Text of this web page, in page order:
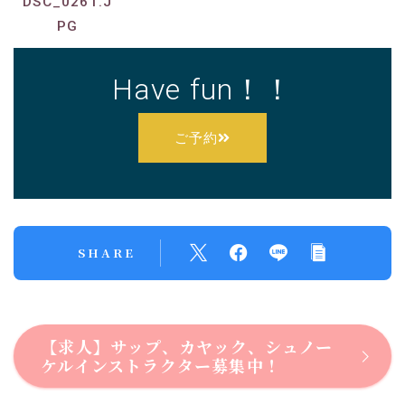
PG
Have fun！！
ご予約
SHARE
【求人】サップ、カヤック、シュノー
ケルインストラクター募集中！